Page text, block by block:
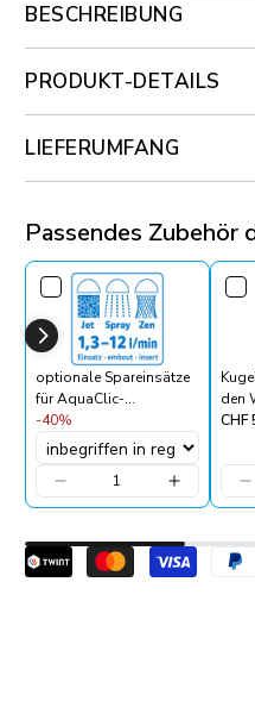
BESCHREIBUNG
PRODUKT-DETAILS
LIEFERUMFANG
Passendes Zubehör
optionale Spareinsätze
für AquaClic-
Strahlregler – 1,3 bis 12
l/min
-40%
den
CHF